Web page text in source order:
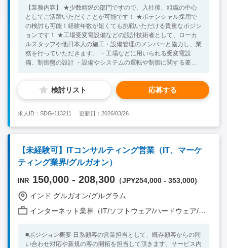
【業務内容】 ★少数精鋭の部門ですので、入社後、組織の中心
としてご活躍いただくことが可能です！ ★ポテンシャル採用で
の検討も可能！経験年数が短くても挑戦いただける貴重なポジシ
ョンです！ ★工場受変電設備などの設計技術者として、ローカ
ルスタッフや他日本人の施工・設備管理のメンバーと協力し、業
務を行っていただきます。 ・工場などに用いられる受変電設
備、制御盤の設計 ・設備やシステムの運転や制御に関する要件
討・作成 ・調達品の仕様確認 ・試験や検証、最終的な現地での
試験調整 ・運用中の設備やシステムのトラブル対応、改善業務
【必須条件】 ・電気/機械設備の設計経験や知識（経験年数不問/
件】 ・電気技術者検定三種の資格保有者 ・ビジネスレベルの英
語力 ・インド他、海外での就業経験をお持ちの方
検討リスト 応募する
求人ID：SDG-113211 更新日：2026/03/26
【未経験可】ITコンサルティング営業（IT、マーケ
ティング業界/グルガオン）
INR 150,000 - 208,300 （JPY254,000 - 353,000)
インド グルガオン/グルグラム
インターネット業界（IT/ソフトウェア/ハードウェア/モバイル/通信 他）
■ポジション概要 日系顧客の営業担当として、既存顧客からの問
い合わせ対応や新規の客の開拓を担当して頂きます。サービス内